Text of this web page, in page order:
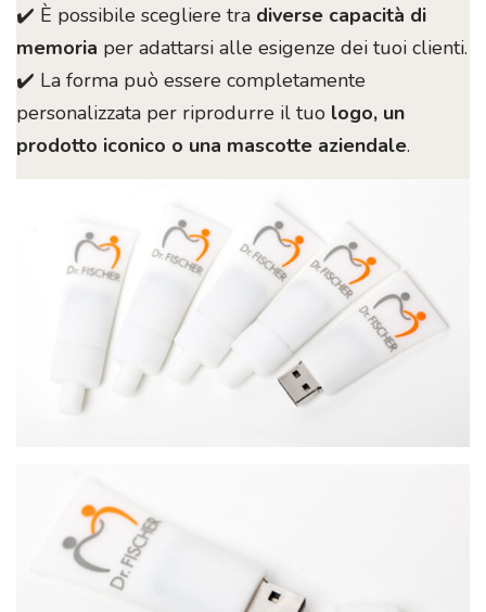
✔️ È possibile scegliere tra diverse capacità di
memoria per adattarsi alle esigenze dei tuoi clienti.
✔️ La forma può essere completamente
personalizzata per riprodurre il tuo logo, un
prodotto iconico o una mascotte aziendale.